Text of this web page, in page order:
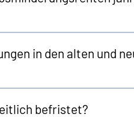
in den alten und
befristet?